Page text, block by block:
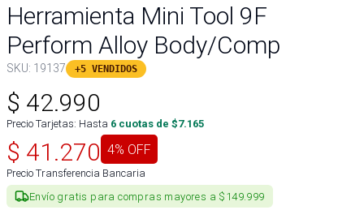
Herramienta Mini Tool 9F
Perform Alloy Body/Comp
SKU: 19137 +5 VENDIDOS
$ 42.990
Precio Tarjetas: Hasta 6 cuotas de $7.165
$ 41.270 4% OFF
Precio Transferencia Bancaria
Envío gratis para compras mayores a $149.999